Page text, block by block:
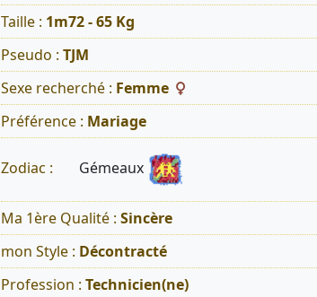
Taille : 1m72 - 65 Kg
Pseudo : TJM
Sexe recherché : Femme
Préférence : Mariage
Zodiac : Gémeaux
Ma 1ère Qualité : Sincère
mon Style : Décontracté
Profession : Technicien(ne)